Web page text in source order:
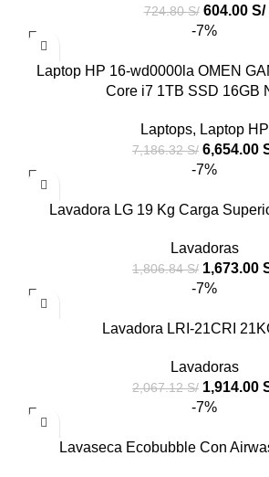
724.80S/ 604.00 S/
-7%
Laptop HP 16-wd0000la OMEN
Core i7 1TB SSD 16GB
Laptops, Laptop HP
7,186.32S/ 6,654.00
-7%
Lavadora LG 19 Kg Carga
Lavadoras
1,806.84S/ 1,673.00
-7%
Lavadora LRI-21CRI
Lavadoras
2,067.12S/ 1,914.00
-7%
Lavaseca Ecobubble Con